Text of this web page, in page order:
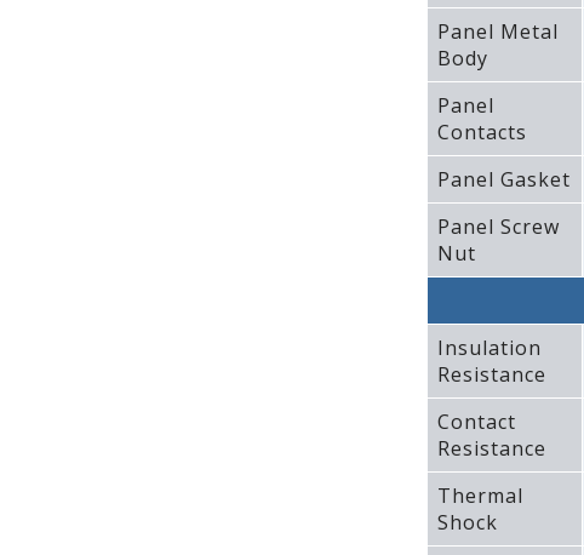
Panel Metal
Body
Panel
Contacts
Panel Gasket
Panel Screw
Nut
Insulation
Resistance
Contact
Resistance
Thermal
Shock